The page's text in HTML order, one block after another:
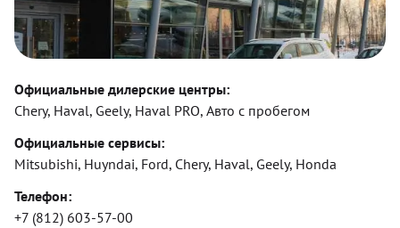
Официальные дилерские центры:
Chery, Haval, Geely, Haval PRO, Авто с пробегом
Официальные сервисы:
Mitsubishi, Huyndai, Ford, Chery, Haval, Geely, Honda
Телефон:
+7 (812) 603-57-00